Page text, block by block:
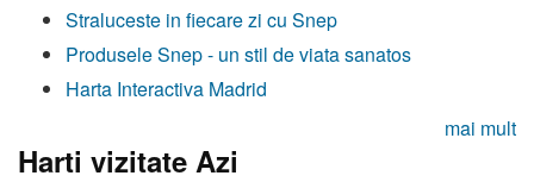
Straluceste in fiecare zi cu Snep
Produsele Snep - un stil de viata sanatos
Harta Interactiva Madrid
mai mult
Harti vizitate Azi